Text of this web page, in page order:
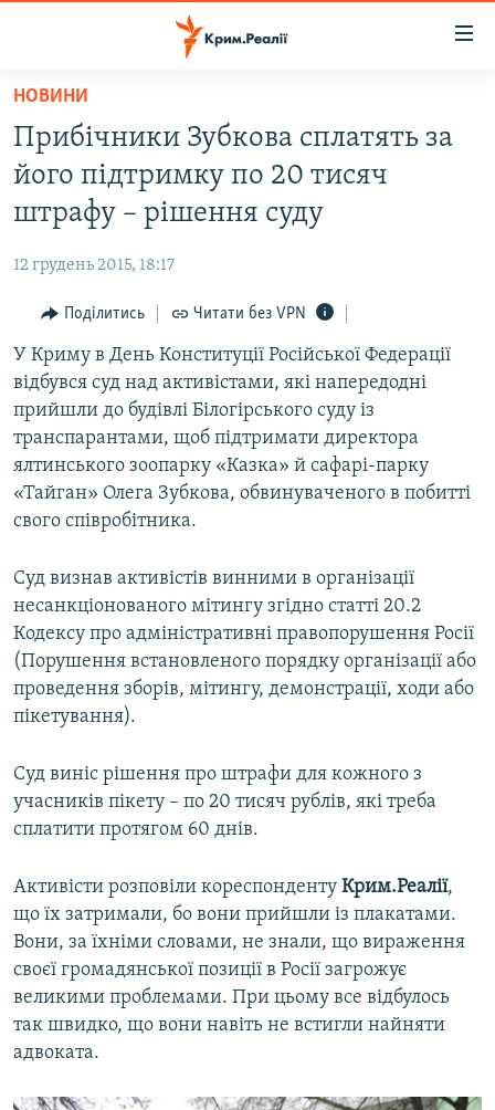
Перейти
основного
матеріалу
до
основної
навігації
Перейти
пошуку
НОВИНИ
ВОДА.КРИМ
ВІДЕО ТА ФОТО
БЛОГИ
ПОГЛЯД
ІНТЕРВ'Ю
ВСЕ ЗА ДЕНЬ
СПЕЦПРОЕКТИ
ДЕПОРТАЦІЯ
ВІДЕОУРОКИ «ELIFBE»
УКРАЇНСЬКА ПРОБЛЕМА КРИМУ
ІНФОГРАФІКА
ЯК ОБІЙТИ БЛОКУВАННЯ
Qırımtatar
ДОЛУЧАЙСЯ!
НОВИНИ
Прибічники Зубкова сплатять за
його підтримку по 20 тисяч
штрафу – рішення суду
12 грудень 2015, 18:17
Поділитись Читати без VPN
У Криму в День Конституції Російської Федерації
відбувся суд над активістами, які напередодні
прийшли до будівлі Білогірського суду із
транспарантами, щоб підтримати директора
ялтинського зоопарку «Казка» й сафарі-парку
«Тайган» Олега Зубкова, обвинуваченого в побитті
свого співробітника.
Суд визнав активістів винними в організації
несанкціонованого мітингу згідно статті 20.2
Кодексу про адміністративні правопорушення Росії
(Порушення встановленого порядку організації або
проведення зборів, мітингу, демонстрації, ходи або
пікетування).
Суд виніс рішення про штрафи для кожного з
учасників пікету – по 20 тисяч рублів, які треба
сплатити протягом 60 днів.
Активісти розповіли кореспонденту Крим.Реалії,
що їх затримали, бо вони прийшли із плакатами.
Вони, за їхніми словами, не знали, що вираження
своєї громадянської позиції в Росії загрожує
великими проблемами. При цьому все відбулось
так швидко, що вони навіть не встигли найняти
адвоката.